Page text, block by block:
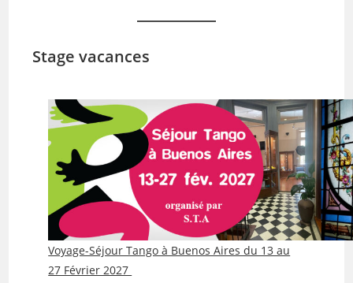
Tango
26
avec
M.
Maini
F.
Chiodetti
Stage vacances
Voyage-Séjour Tango à Buenos Aires du 13 au
27 Février 2027